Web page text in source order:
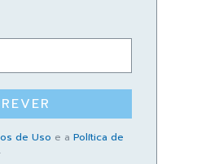
de Uso e a Política de